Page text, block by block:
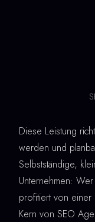
Diese Leistung
werden und
Selbstständige,
Unternehmen:
profitiert von einer
Kern von SEO